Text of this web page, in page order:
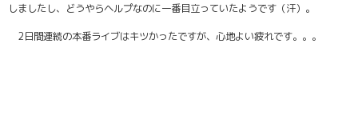
しましたし、どうやらヘルプなのに一番目立っていたようです（汗）。
2日間連続の本番ライブはキツかったですが、心地よい疲れです。。。